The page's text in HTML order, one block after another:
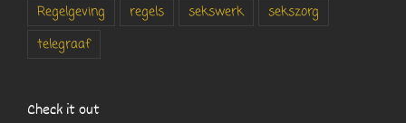
Regelgeving
regels sekswerk
sekszorg
telegraaf
Check it out